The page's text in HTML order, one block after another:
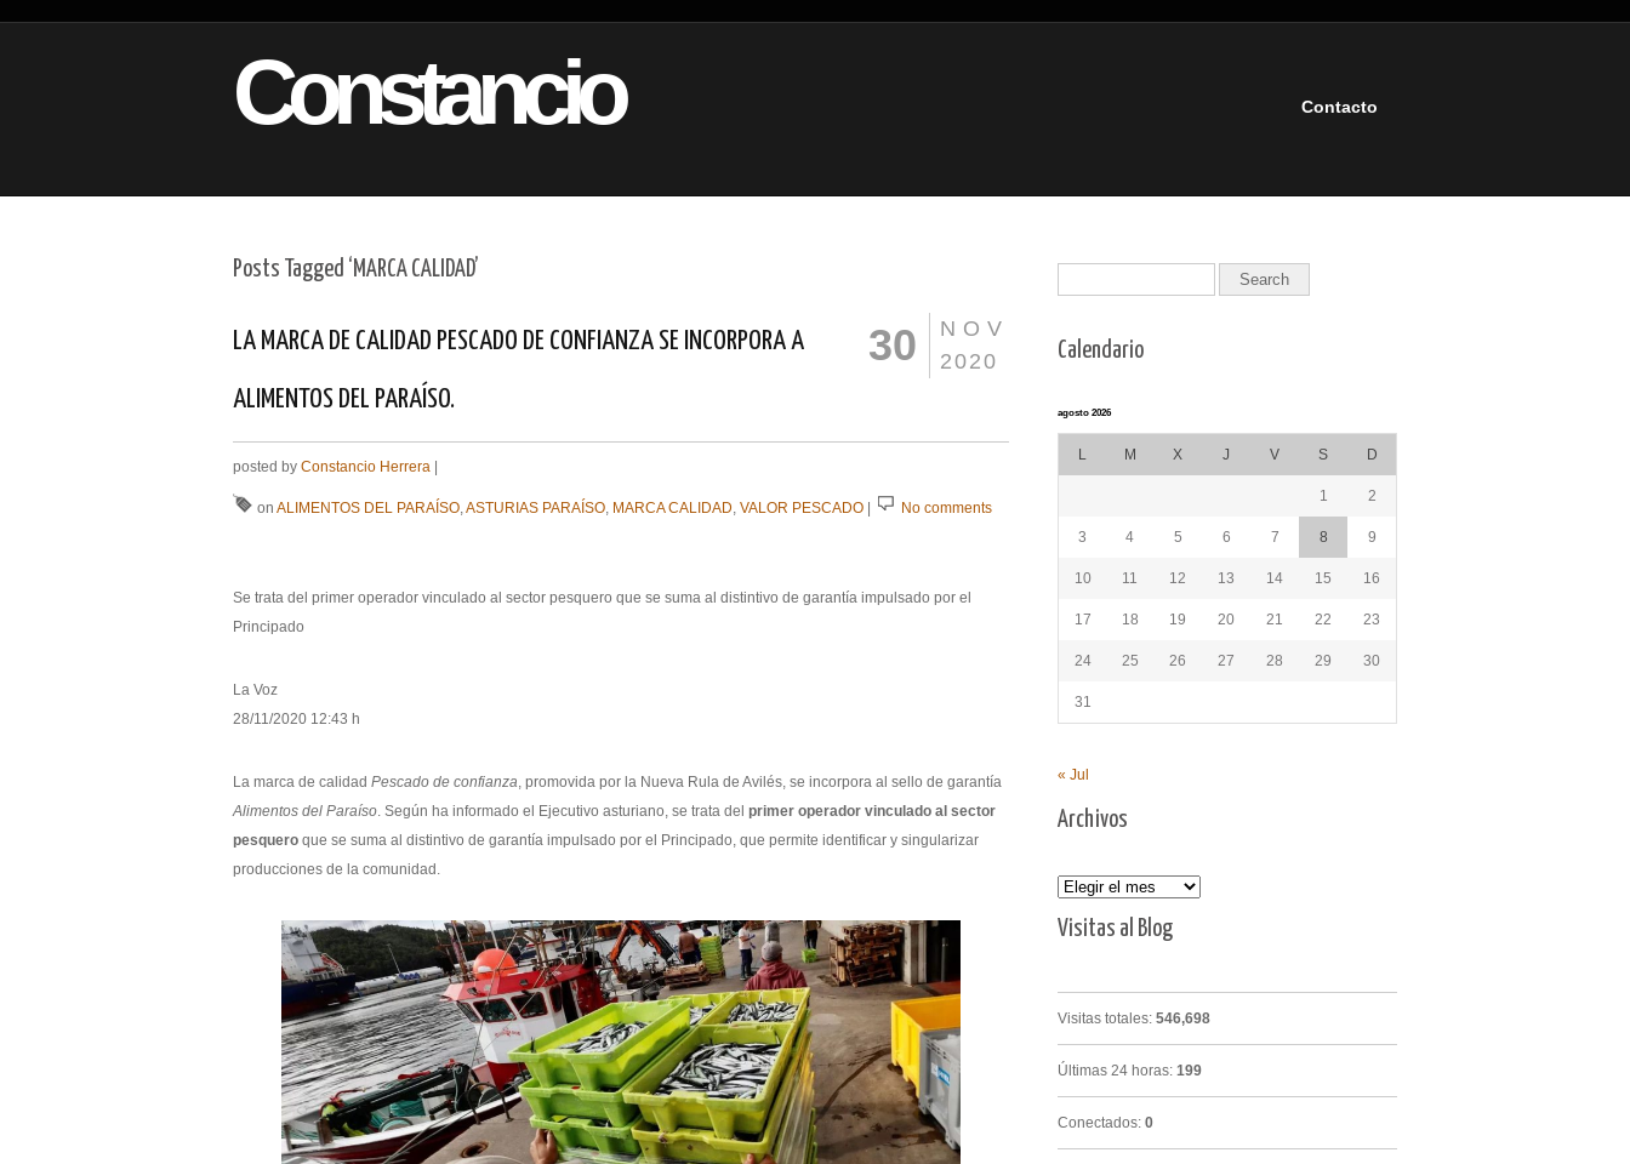
Constancio Contacto
Posts Tagged ‘MARCA CALIDAD’
LA MARCA DE CALIDAD PESCADO DE CONFIANZA SE INCORPORA A
ALIMENTOS DEL PARAÍSO.
NOV
2020
30
posted by Constancio Herrera
on ALIMENTOS DEL PARAÍSO,ASTURIAS PARAÍSO, MARCA CALIDAD, VALOR PESCADO No comments
Se trata del primer operador vinculado al sector pesquero que se suma al distintivo de garantía impulsado por el
Principado
La Voz
28/11/2020 12:43 h
La marca de calidad Pescado de confianza, promovida por la Nueva Rula de Avilés, se incorpora al sello de garantía
Alimentos del Paraíso. Según ha informado el Ejecutivo asturiano, se trata del primer operador vinculado al sector
pesquero que se suma al distintivo de garantía impulsado por el Principado, que permite identificar y singularizar
producciones de la comunidad.
Calendario
agosto 2026
L M X J V S D
1 2
3 4 5 6 7 8 9
10 11 12 13 14 15 16
17 18 19 20 21 22 23
24 25 26 27 28 29 30
31
« Jul
Archivos
Archivos
Visitas al Blog
Visitas totales: 546,698
Últimas 24 horas: 199
Conectados: 0